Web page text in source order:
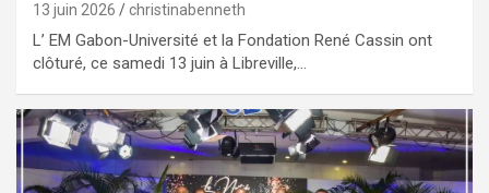
13 juin 2026 christinabenneth
L’ EM Gabon-Université et la Fondation René Cassin ont
clôturé, ce samedi 13 juin à Libreville,…